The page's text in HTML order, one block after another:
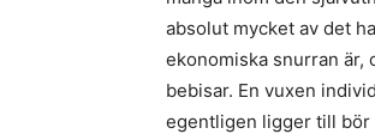
absolut mycket av det
ekonomiska snurran är,
bebisar. En vuxen
egentligen ligger till bör